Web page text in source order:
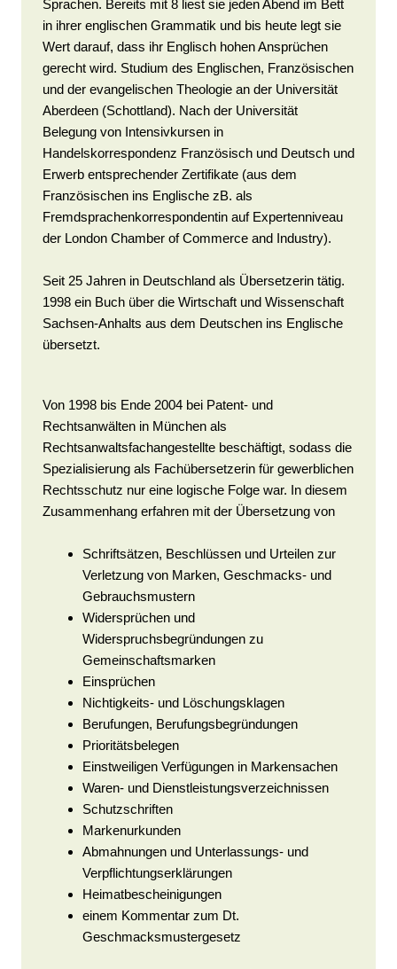
Sprachen. Bereits mit 8 liest sie jeden Abend im Bett
in ihrer englischen Grammatik und bis heute legt sie
Wert darauf, dass ihr Englisch hohen Ansprüchen
gerecht wird. Studium des Englischen, Französischen
und der evangelischen Theologie an der Universität
Aberdeen (Schottland). Nach der Universität
Belegung von Intensivkursen in
Handelskorrespondenz Französisch und Deutsch und
Erwerb entsprechender Zertifikate (aus dem
Französischen ins Englische zB. als
Fremdsprachenkorrespondentin auf Expertenniveau
der London Chamber of Commerce and Industry).
Seit 25 Jahren in Deutschland als Übersetzerin tätig.
1998 ein Buch über die Wirtschaft und Wissenschaft
Sachsen-Anhalts aus dem Deutschen ins Englische
übersetzt.
Von 1998 bis Ende 2004 bei Patent- und
Rechtsanwälten in München als
Rechtsanwaltsfachangestellte beschäftigt, sodass die
Spezialisierung als Fachübersetzerin für gewerblichen
Rechtsschutz nur eine logische Folge war. In diesem
Zusammenhang erfahren mit der Übersetzung von
Schriftsätzen, Beschlüssen und Urteilen zur
Verletzung von Marken, Geschmacks- und
Gebrauchsmustern
Widersprüchen und
Widerspruchsbegründungen zu
Gemeinschaftsmarken
Einsprüchen
Nichtigkeits- und Löschungsklagen
Berufungen, Berufungsbegründungen
Prioritätsbelegen
Einstweiligen Verfügungen in Markensachen
Waren- und Dienstleistungsverzeichnissen
Schutzschriften
Markenurkunden
Abmahnungen und Unterlassungs- und
Verpflichtungserklärungen
Heimatbescheinigungen
einem Kommentar zum Dt.
Geschmacksmustergesetz